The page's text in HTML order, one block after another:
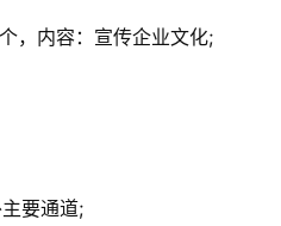
，内容：宣传企业文化;
要通道;